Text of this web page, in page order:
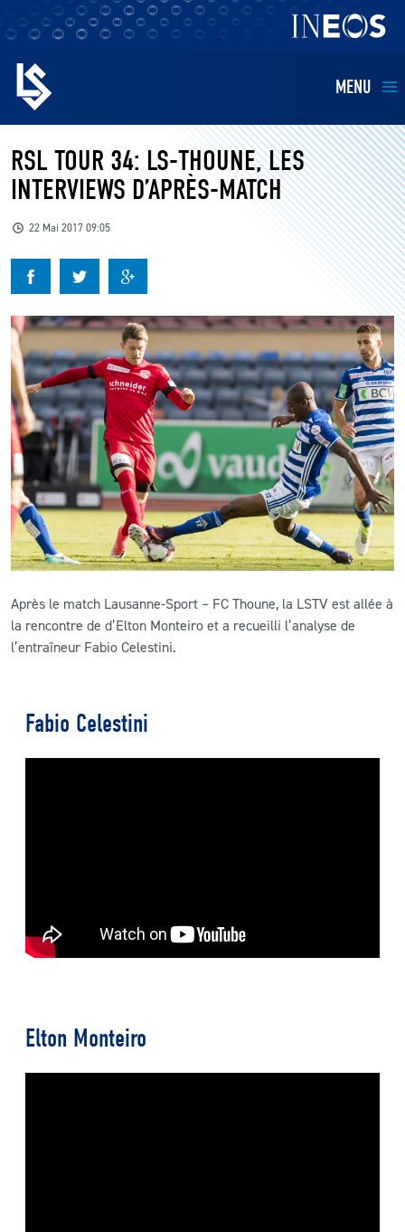
MENU
EQUIPES
BILLETTERIE
KIDS
BUSINESS
RESTAURATION
CLUB
CONTACT
ACTUALITÉS
LS ACADEMY CAMPS
PRESSE ET MEDIAS
RSL TOUR 34: LS-THOUNE, LES
INTERVIEWS D’APRÈS-MATCH
22 Mai 2017 09:05
Après le match Lausanne-Sport – FC Thoune, la LSTV est allée à
la rencontre de d’Elton Monteiro et a recueilli l’analyse de
l’entraîneur Fabio Celestini.
Fabio Celestini
Elton Monteiro